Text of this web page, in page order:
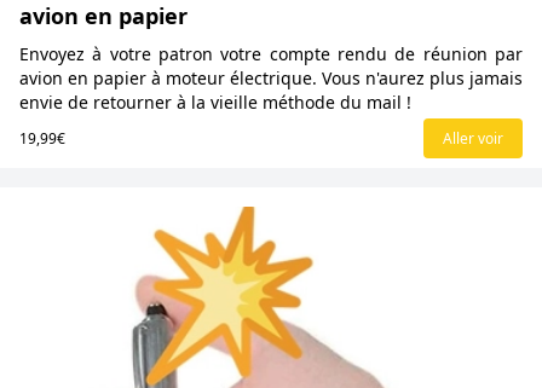
avion en papier
Envoyez à votre patron votre compte rendu de réunion par
avion en papier à moteur électrique. Vous n'aurez plus jamais
envie de retourner à la vieille méthode du mail !
19,99€ Aller voir